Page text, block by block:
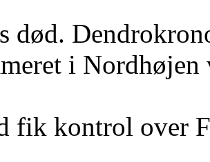
død.
i
fik kontrol over